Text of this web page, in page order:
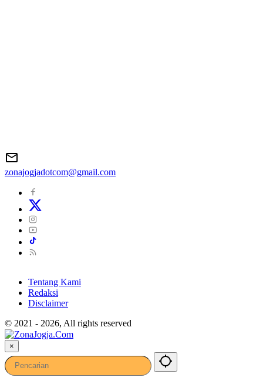
zonajogjadotcom@gmail.com
Tentang Kami
Redaksi
Disclaimer
© 2021 - 2026, All rights reserved
×